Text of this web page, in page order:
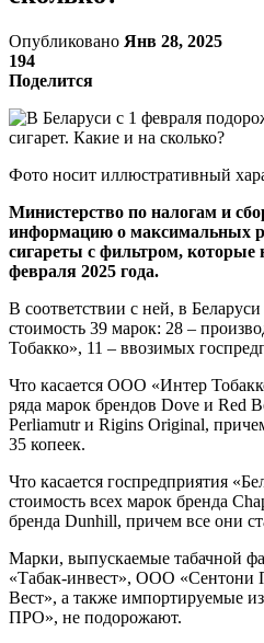
Опубликовано Янв 28, 2025
194
Поделится
Фото носит иллюстративный
Министерство по налогам и
информацию о максимальных
сигареты с фильтром, которые
февраля 2025 года.
В соответствии с ней, в
стоимость 39 марок: 28 –
Тобакко», 11 – ввозимых
Что касается OОО «Интер
ряда марок брендов Dove и Red
Perliamutr и Rigins Original,
35 копеек.
Что касается госпредприятия
стоимость всех марок бренда
бренда Dunhill, причем все они
Марки, выпускаемые табачной
«Табак-инвест», ООО
Вест», а также импортируемые
ПРО», не подорожают.